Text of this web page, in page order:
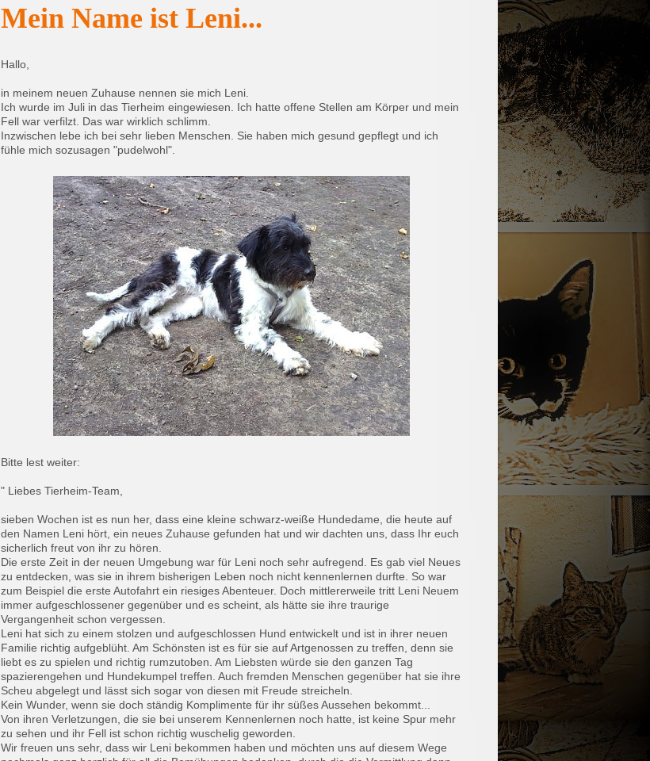
Mein Name ist Leni...
Hallo,
in meinem neuen Zuhause nennen sie mich Leni.
Ich wurde im Juli in das Tierheim eingewiesen. Ich hatte offene Stellen am Körper und mein
Fell war verfilzt. Das war wirklich schlimm.
Inzwischen lebe ich bei sehr lieben Menschen. Sie haben mich gesund gepflegt und ich
fühle mich sozusagen "pudelwohl".
Bitte lest weiter:
" Liebes Tierheim-Team,
sieben Wochen ist es nun her, dass eine kleine schwarz-weiße Hundedame, die heute auf
den Namen Leni hört, ein neues Zuhause gefunden hat und wir dachten uns, dass Ihr euch
sicherlich freut von ihr zu hören.
Die erste Zeit in der neuen Umgebung war für Leni noch sehr aufregend. Es gab viel Neues
zu entdecken, was sie in ihrem bisherigen Leben noch nicht kennenlernen durfte. So war
zum Beispiel die erste Autofahrt ein riesiges Abenteuer. Doch mittlererweile tritt Leni Neuem
immer aufgeschlossener gegenüber und es scheint, als hätte sie ihre traurige
Vergangenheit schon vergessen.
Leni hat sich zu einem stolzen und aufgeschlossen Hund entwickelt und ist in ihrer neuen
Familie richtig aufgeblüht. Am Schönsten ist es für sie auf Artgenossen zu treffen, denn sie
liebt es zu spielen und richtig rumzutoben. Am Liebsten würde sie den ganzen Tag
spazierengehen und Hundekumpel treffen. Auch fremden Menschen gegenüber hat sie ihre
Scheu abgelegt und lässt sich sogar von diesen mit Freude streicheln.
Kein Wunder, wenn sie doch ständig Komplimente für ihr süßes Aussehen bekommt...
Von ihren Verletzungen, die sie bei unserem Kennenlernen noch hatte, ist keine Spur mehr
zu sehen und ihr Fell ist schon richtig wuschelig geworden.
Wir freuen uns sehr, dass wir Leni bekommen haben und möchten uns auf diesem Wege